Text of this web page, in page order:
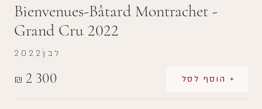
Bienvenues-Bâtard Montrachet -
Grand Cru 2022
₪ 2 300 + הוסף לסל
2022 לבן